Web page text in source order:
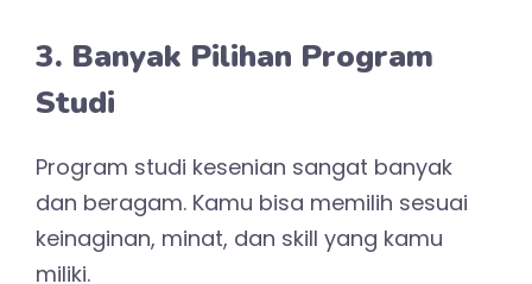
3. Banyak Pilihan Program
Studi
Program studi kesenian sangat banyak
dan beragam. Kamu bisa memilih sesuai
keinaginan, minat, dan skill yang kamu
miliki.